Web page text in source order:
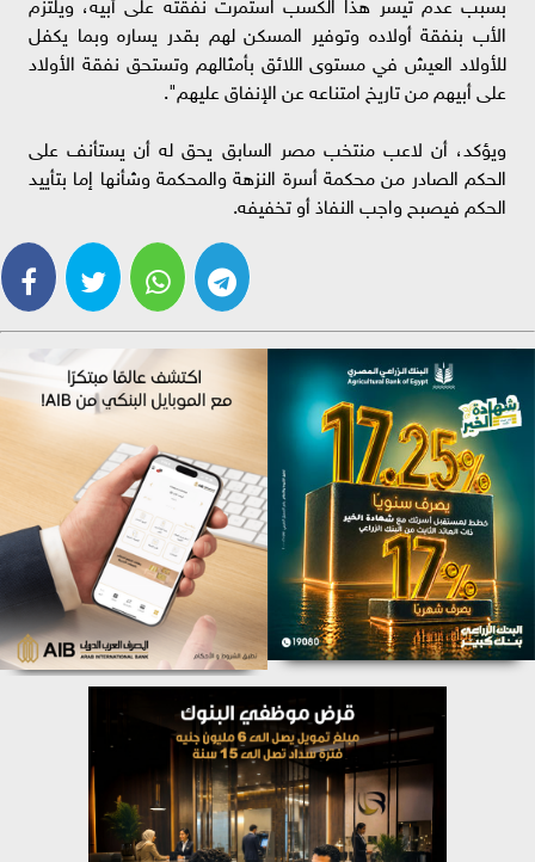
الأب بنفقة أولاده وتوفير المسكن لهم بقدر يساره وبما يكفل
للأولاد العيش في مستوى اللائق بأمثالهم وتستحق نفقة الأولاد
على أبيهم من تاريخ امتناعه عن الإنفاق عليهم".
ويؤكد، أن لاعب منتخب مصر السابق يحق له أن يستأنف على
الحكم الصادر من محكمة أسرة النزهة والمحكمة وشأنها إما بتأييد
الحكم فيصبح واجب النفاذ أو تخفيفه.